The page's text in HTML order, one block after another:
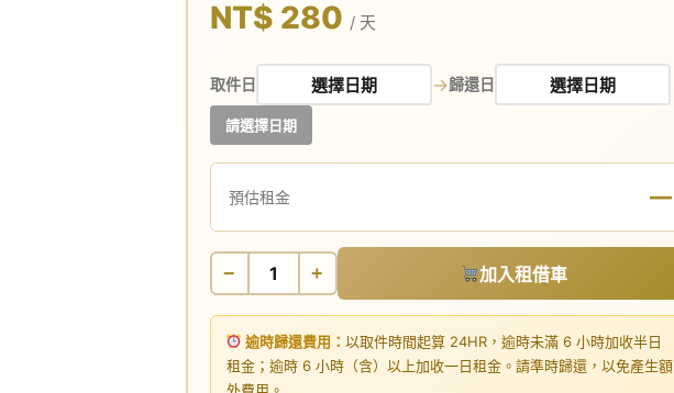
NT$ 280 / 天
取件日 →歸還日
請選擇日期
預估租金 —
− + 加入租借車
逾時歸還費用：以取件時間起算 24HR，逾時未滿 6 小時加收半日
租金；逾時 6 小時（含）以上加收一日租金。請準時歸還，以免產生額